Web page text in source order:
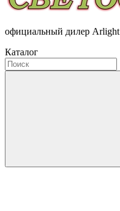
официальный дилер Arlight
Каталог